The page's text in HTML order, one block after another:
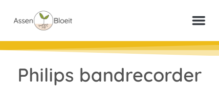
Philips bandrecorder